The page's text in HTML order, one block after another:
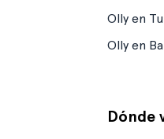
Olly en
Olly en
Dónde